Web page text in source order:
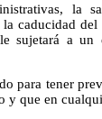
la
caducidad
sujetará a
para tener
y que en